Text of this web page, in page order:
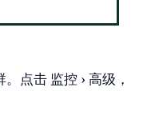
。点击 监控 高级 ，